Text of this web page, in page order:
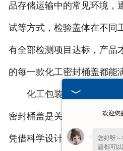
品存储运输中的常见环境，
试等方式，检验盖体在不同
有全部检测项目达标，产品
的每一款化工密封桶盖都能
化工包装安全需从源头把
密封桶盖是关键。鑫宇化工
凭借科学设计与严格检测，
欢迎您
您好呀
题都可以